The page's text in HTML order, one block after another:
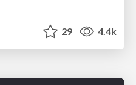
29 4.4k